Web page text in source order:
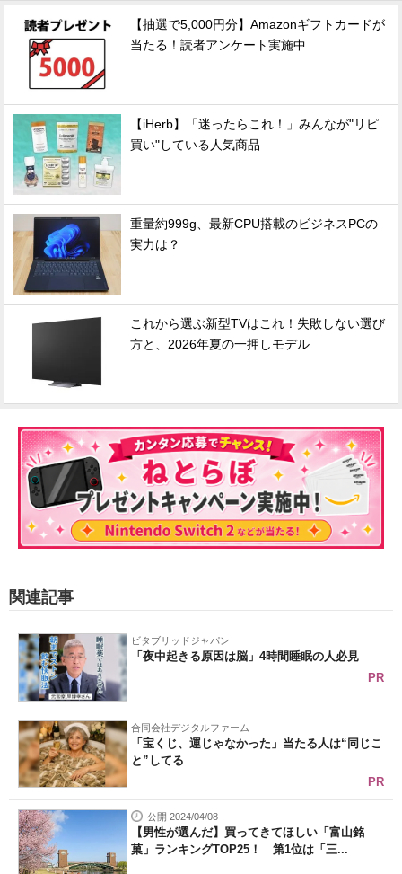
【抽選で5,000円分】Amazonギフトカードが
当たる！読者アンケート実施中
【iHerb】「迷ったらこれ！」みんなが"リピ
買い"している人気商品
重量約999g、最新CPU搭載のビジネスPCの
実力は？
これから選ぶ新型TVはこれ！失敗しない選び
方と、2026年夏の一押しモデル
関連記事
ビタブリッドジャパン
「夜中起きる原因は脳」4時間睡眠の人必見
PR
合同会社デジタルファーム
「宝くじ、運じゃなかった」当たる人は“同じこ
と”してる
PR
公開 2024/04/08
【男性が選んだ】買ってきてほしい「富山銘
菓」ランキングTOP25！ 第1位は「三...